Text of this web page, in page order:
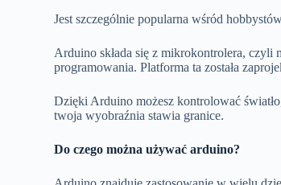
Jest szczególnie popularna wśród
Arduino składa się z mikrokontrolera, czyli
programowania. Platforma ta została
Dzięki Arduino możesz kontrolować
twoja wyobraźnia stawia granice.
Do czego można używać arduino?